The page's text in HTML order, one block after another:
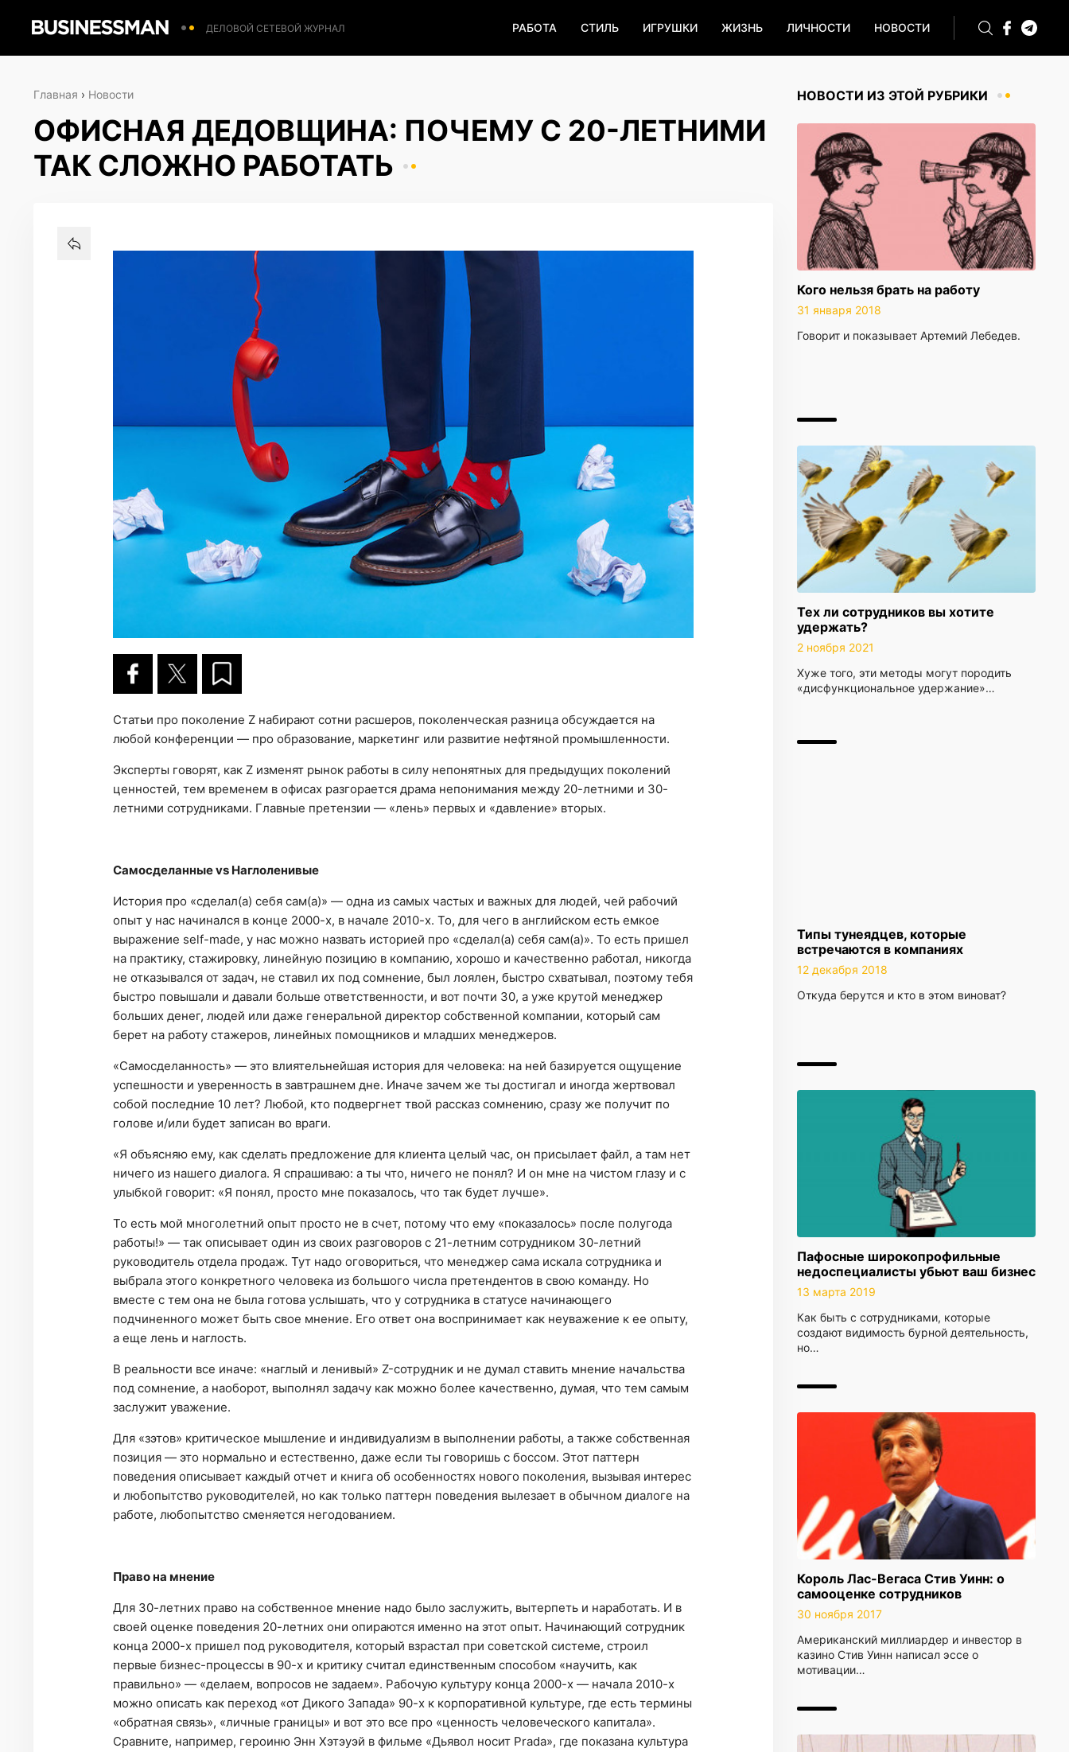
ДЕЛОВОЙ СЕТЕВОЙ ЖУРНАЛ РАБОТА СТИЛЬ ИГРУШКИ ЖИЗНЬ ЛИЧНОСТИ НОВОСТИ
НОВОСТИ ИЗ ЭТОЙ РУБРИКИ
Кого нельзя брать на работу
31 января 2018
Говорит и показывает Артемий Лебедев.
Тех ли сотрудников вы хотите
удержать?
2 ноября 2021
Хуже того, эти методы могут породить
«дисфункциональное удержание»…
Типы тунеядцев, которые
встречаются в компаниях
12 декабря 2018
Откуда берутся и кто в этом виноват?
Пафосные широкопрофильные
недоспециалисты убьют ваш бизнес
13 марта 2019
Как быть с сотрудниками, которые
создают видимость бурной деятельность,
но…
Король Лас-Вегаса Стив Уинн: о
самооценке сотрудников
30 ноября 2017
Американский миллиардер и инвестор в
казино Стив Уинн написал эссе о
мотивации…
Главная › Новости
ОФИСНАЯ ДЕДОВЩИНА: ПОЧЕМУ С 20-ЛЕТНИМИ
ТАК СЛОЖНО РАБОТАТЬ
Статьи про поколение Z набирают сотни расшеров, поколенческая разница обсуждается на
любой конференции — про образование, маркетинг или развитие нефтяной промышленности.
Эксперты говорят, как Z изменят рынок работы в силу непонятных для предыдущих поколений
ценностей, тем временем в офисах разгорается драма непонимания между 20-летними и 30-
летними сотрудниками. Главные претензии — «лень» первых и «давление» вторых.
Самосделанные vs Наглоленивые
История про «сделал(а) себя сам(а)» — одна из самых частых и важных для людей, чей рабочий
опыт у нас начинался в конце 2000-х, в начале 2010-х. То, для чего в английском есть емкое
выражение self-made, у нас можно назвать историей про «сделал(а) себя сам(а)». То есть пришел
на практику, стажировку, линейную позицию в компанию, хорошо и качественно работал, никогда
не отказывался от задач, не ставил их под сомнение, был лоялен, быстро схватывал, поэтому тебя
быстро повышали и давали больше ответственности, и вот почти 30, а уже крутой менеджер
больших денег, людей или даже генеральной директор собственной компании, который сам
берет на работу стажеров, линейных помощников и младших менеджеров.
«Самосделанность» — это влиятельнейшая история для человека: на ней базируется ощущение
успешности и уверенность в завтрашнем дне. Иначе зачем же ты достигал и иногда жертвовал
собой последние 10 лет? Любой, кто подвергнет твой рассказ сомнению, сразу же получит по
голове и/или будет записан во враги.
«Я объясняю ему, как сделать предложение для клиента целый час, он присылает файл, а там нет
ничего из нашего диалога. Я спрашиваю: а ты что, ничего не понял? И он мне на чистом глазу и с
улыбкой говорит: «Я понял, просто мне показалось, что так будет лучше».
То есть мой многолетний опыт просто не в счет, потому что ему «показалось» после полугода
работы!» — так описывает один из своих разговоров с 21-летним сотрудником 30-летний
руководитель отдела продаж. Тут надо оговориться, что менеджер сама искала сотрудника и
выбрала этого конкретного человека из большого числа претендентов в свою команду. Но
вместе с тем она не была готова услышать, что у сотрудника в статусе начинающего
подчиненного может быть свое мнение. Его ответ она воспринимает как неуважение к ее опыту,
а еще лень и наглость.
В реальности все иначе: «наглый и ленивый» Z-сотрудник и не думал ставить мнение начальства
под сомнение, а наоборот, выполнял задачу как можно более качественно, думая, что тем самым
заслужит уважение.
Для «зэтов» критическое мышление и индивидуализм в выполнении работы, а также собственная
позиция — это нормально и естественно, даже если ты говоришь с боссом. Этот паттерн
поведения описывает каждый отчет и книга об особенностях нового поколения, вызывая интерес
и любопытство руководителей, но как только паттерн поведения вылезает в обычном диалоге на
работе, любопытство сменяется негодованием.
Право на мнение
Для 30-летних право на собственное мнение надо было заслужить, вытерпеть и наработать. И в
своей оценке поведения 20-летних они опираются именно на этот опыт. Начинающий сотрудник
конца 2000-х пришел под руководителя, который взрастал при советской системе, строил
первые бизнес-процессы в 90-х и критику считал единственным способом «научить, как
правильно» — «делаем, вопросов не задаем». Рабочую культуру конца 2000-х — начала 2010-х
можно описать как переход «от Дикого Запада» 90-х к корпоративной культуре, где есть термины
«обратная связь», «личные границы» и вот это все про «ценность человеческого капитала».
Сравните, например, героиню Энн Хэтэуэй в фильме «Дьявол носит Prada», где показана культура